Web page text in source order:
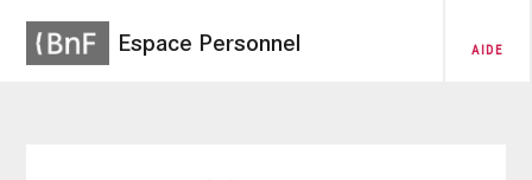
Espace Personnel AIDE